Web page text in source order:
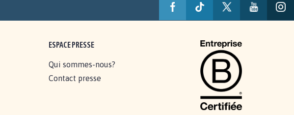
ESPACE PRESSE
Qui sommes-nous?
Contact presse